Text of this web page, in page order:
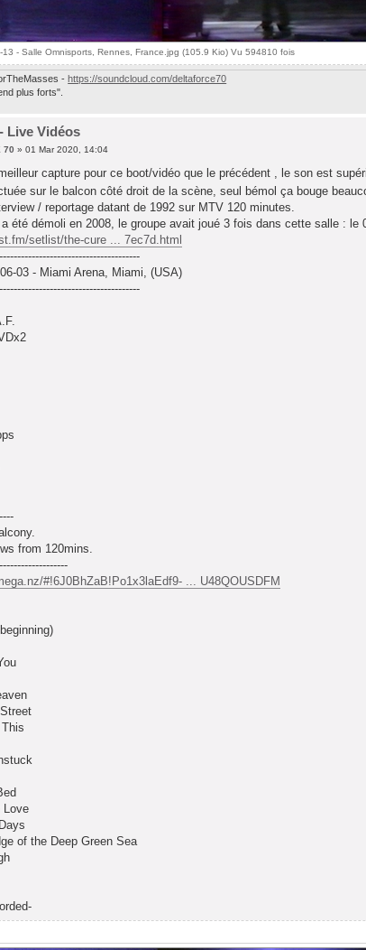
13 - Salle Omnisports, Rennes, France.jpg (105.9 Kio) Vu 594810 fois
- https://soundcloud.com/deltaforce70
plus forts".
Live Vidéos
70 » 01 Mar 2020, 14:04
capture pour ce boot/vidéo que le précédent , le son est
sur le balcon côté droit de la scène, seul bémol ça bouge
/ reportage datant de 1992 sur MTV 120 minutes.
été démoli en 2008, le groupe avait joué 3 fois dans cette salle : le
setlist/the-cure ... 7ec7d.html
03 - Miami Arena, Miami, (USA)
from 120mins.
#!6J0BhZaB!Po1x3laEdf9- ... U48QOUSDFM
Love
of the Deep Green Sea